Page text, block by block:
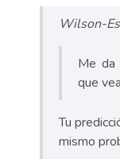
Wilson-
Me da
que
Tu
mismo